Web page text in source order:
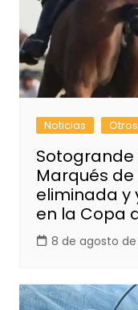
Noticias Otros
Sotogrande
Marqués
eliminada y
en la Copa
8 de agosto de